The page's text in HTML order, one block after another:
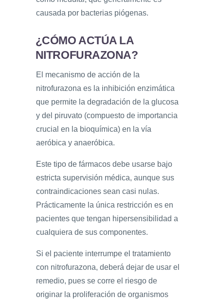
causada por bacterias piógenas.
¿CÓMO ACTÚA LA
NITROFURAZONA?
El mecanismo de acción de la
nitrofurazona es la inhibición enzimática
que permite la degradación de la glucosa
y del piruvato (compuesto de importancia
crucial en la bioquímica) en la vía
aeróbica y anaeróbica.
Este tipo de fármacos debe usarse bajo
estricta supervisión médica, aunque sus
contraindicaciones sean casi nulas.
Prácticamente la única restricción es en
pacientes que tengan hipersensibilidad a
cualquiera de sus componentes.
Si el paciente interrumpe el tratamiento
con nitrofurazona, deberá dejar de usar el
remedio, pues se corre el riesgo de
originar la proliferación de organismos